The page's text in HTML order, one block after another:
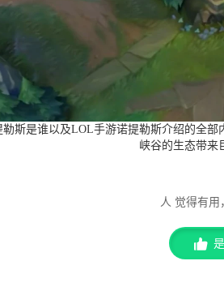
斯是谁以及LOL手游诺提勒斯介绍的全
峡谷的生态带来
人 觉得有用
是